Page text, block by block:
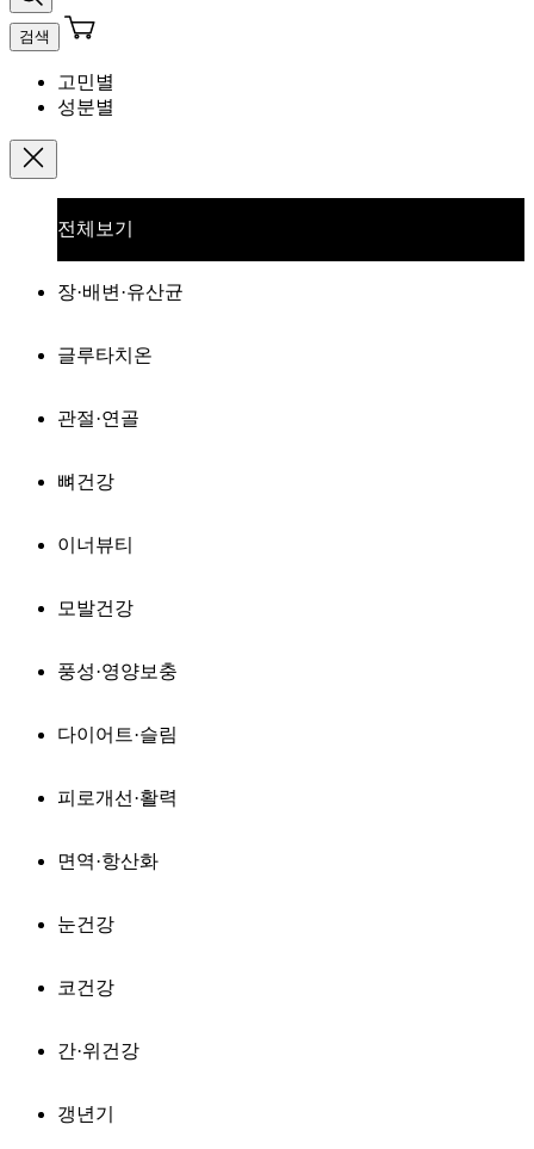
검색
고민별
성분별
전체보기
장·배변·유산균
글루타치온
관절·연골
뼈건강
이너뷰티
모발건강
풍성·영양보충
다이어트·슬림
피로개선·활력
면역·항산화
눈건강
코건강
간·위건강
갱년기